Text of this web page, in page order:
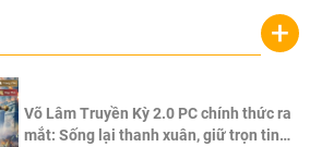
+
Võ Lâm Truyền Kỳ 2.0 PC chính thức ra
mắt: Sống lại thanh xuân, giữ trọn tinh